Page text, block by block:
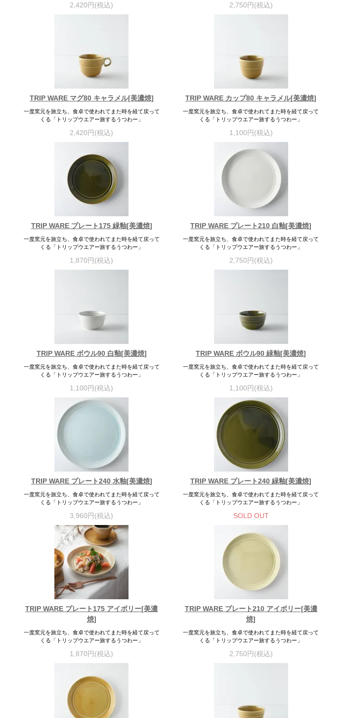
2,420円(税込) 2,750円(税込)
TRIP WARE マグ80 キャラメル[美濃焼]
一度窯元を旅立ち、食卓で使われてまた時を経て戻って
くる「トリップウエアー旅するうつわー」
2,420円(税込)
TRIP WARE カップ80 キャラメル[美濃焼]
一度窯元を旅立ち、食卓で使われてまた時を経て戻って
くる「トリップウエアー旅するうつわー」
1,100円(税込)
TRIP WARE プレート175 緑釉[美濃焼]
一度窯元を旅立ち、食卓で使われてまた時を経て戻って
くる「トリップウエアー旅するうつわー」
1,870円(税込)
TRIP WARE プレート210 白釉[美濃焼]
一度窯元を旅立ち、食卓で使われてまた時を経て戻って
くる「トリップウエアー旅するうつわー」
2,750円(税込)
TRIP WARE ボウル90 白釉[美濃焼]
一度窯元を旅立ち、食卓で使われてまた時を経て戻って
くる「トリップウエアー旅するうつわー」
1,100円(税込)
TRIP WARE ボウル90 緑釉[美濃焼]
一度窯元を旅立ち、食卓で使われてまた時を経て戻って
くる「トリップウエアー旅するうつわー」
1,100円(税込)
TRIP WARE プレート240 水釉[美濃焼]
一度窯元を旅立ち、食卓で使われてまた時を経て戻って
くる「トリップウエアー旅するうつわー」
3,960円(税込)
TRIP WARE プレート240 緑釉[美濃焼]
一度窯元を旅立ち、食卓で使われてまた時を経て戻って
くる「トリップウエアー旅するうつわー」
SOLD OUT
TRIP WARE プレート175 アイボリー[美濃
焼]
一度窯元を旅立ち、食卓で使われてまた時を経て戻って
くる「トリップウエアー旅するうつわー」
1,870円(税込)
TRIP WARE プレート210 アイボリー[美濃
焼]
一度窯元を旅立ち、食卓で使われてまた時を経て戻って
くる「トリップウエアー旅するうつわー」
2,750円(税込)